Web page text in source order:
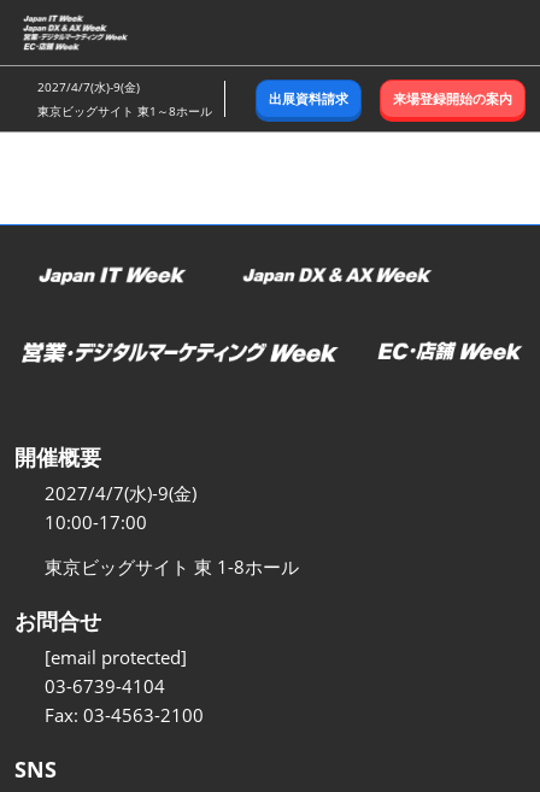
ス
キ
ッ
し
む
2027/4/7(水)-9(金)
東京ビッグサイト 東1～8ホール
出展資料請求 来場登録開始の案内
開催概要
2027/4/7(水)-9(金)
10:00-17:00
東京ビッグサイト 東 1-8ホール
お問合せ
[email protected]
03-6739-4104
Fax: 03-4563-2100
SNS